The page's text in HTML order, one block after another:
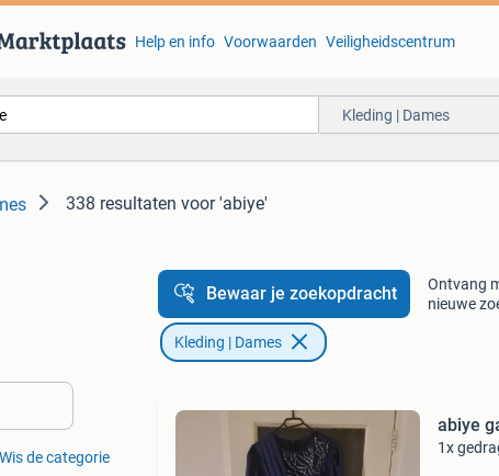
Help en info Voorwaarden Veiligheidscentrum
Kleding | Dames
338 resultaten voor 'abiye'
Wis de categorie
Bewaar je zoekopdracht
Ontvang
nieuwe
Kleding | Dames
abiye
1x